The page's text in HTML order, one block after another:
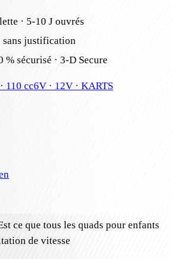
· 5-10 J ouvrés
sans justification
% sécurisé · 3-D Secure
110 cc6V · 12V · KARTS
ce que tous les quads pour enfants
de vitesse